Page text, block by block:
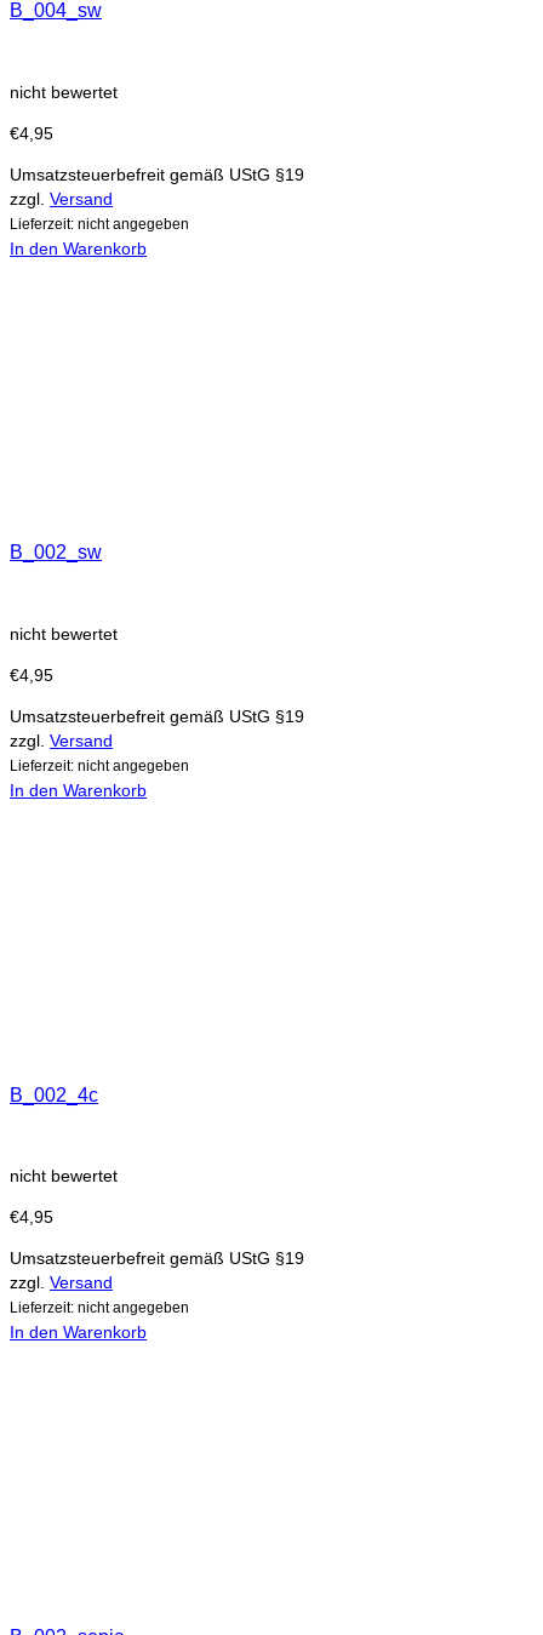
B_004_sw
nicht bewertet
€4,95
Umsatzsteuerbefreit gemäß UStG §19
zzgl. Versand
Lieferzeit: nicht angegeben
In den Warenkorb
B_002_sw
nicht bewertet
€4,95
Umsatzsteuerbefreit gemäß UStG §19
zzgl. Versand
Lieferzeit: nicht angegeben
In den Warenkorb
B_002_4c
nicht bewertet
€4,95
Umsatzsteuerbefreit gemäß UStG §19
zzgl. Versand
Lieferzeit: nicht angegeben
In den Warenkorb